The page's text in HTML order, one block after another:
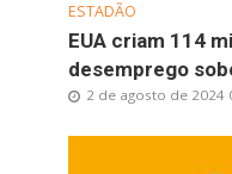
ESTADÃO
EUA criam 114
desemprego
2 de agosto de 2024